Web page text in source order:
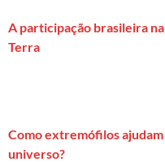
A participação brasileira
Terra
Como extremófilos
universo?